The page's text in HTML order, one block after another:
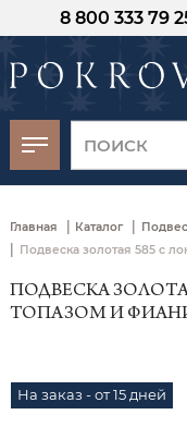
8 800 333 79
Главная | Каталог |
| Подвеска золотая 585 с
ПОДВЕСКА
ТОПАЗОМ И
На заказ - от 15 дней
-30%
момента оплаты